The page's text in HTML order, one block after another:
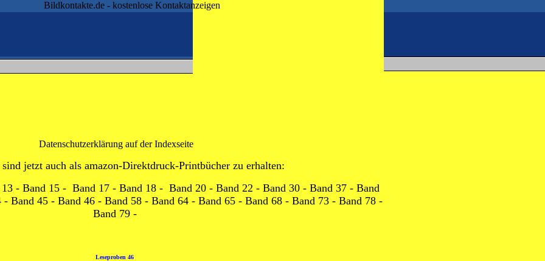
Datenschutzerklärungauf der Indexseite
jetzt auch als amazon-Direktdruck-Printbücher zu erhalten:
- Band 15- Band 17- Band 18- Band 20- Band 22 - Band 30- Band 37- Band
- Band 45 - Band 46 - Band 58 - Band 64 - Band 65 - Band 68 - Band 73 - Band 78 -
Band 79-
Leseproben 46
Bildkontakte.de - kostenlose Kontaktanzeigen